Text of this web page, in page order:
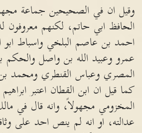
وقيل ان في الصحيحين جماعة
الحافظ ابي حاتم، لكنهم معروفون
احمد بن عاصم البلخي واسباط ابو
عمرو وعبيد الله بن واصل والحكم
المصري وعباس القنطري ومحمد
كما قيل ان ابن القطان اعتبر
المخزومي مجهولاً، وانه قال في
عدالته، او انه لم ينص احد على